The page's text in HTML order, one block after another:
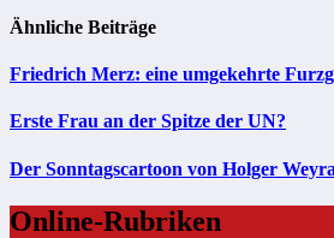
Ähnliche Beiträge
Friedrich Merz: eine umgekehrte
Erste Frau an der Spitze der UN?
Der Sonntagscartoon von Holger
Online-Rubriken